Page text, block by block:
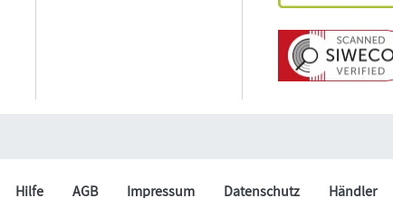
Hilfe AGB Impressum Datenschutz Händler